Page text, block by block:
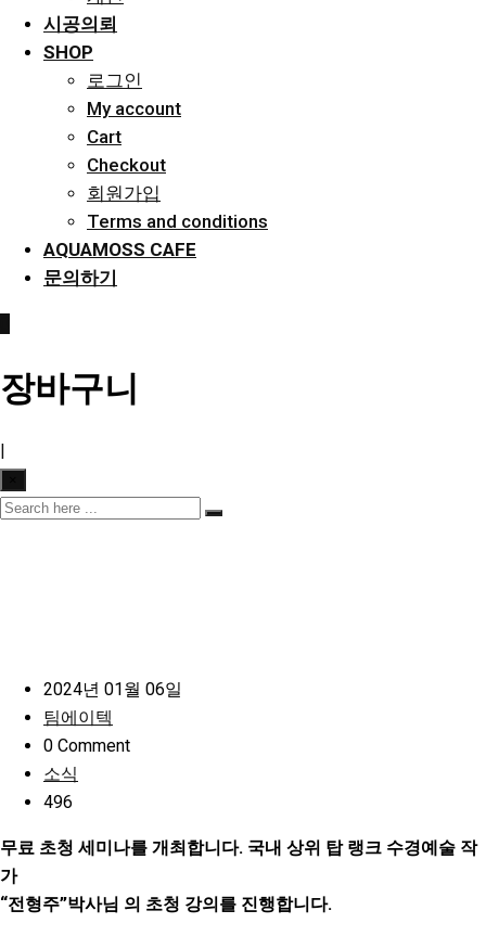
시공의뢰
SHOP
로그인
My account
Cart
Checkout
회원가입
Terms and conditions
AQUAMOSS CAFE
문의하기
장바구니
2024년 01월 06일
팀에이텍
0 Comment
소식
496
무료 초청 세미나를 개최합니다. 국내 상위 탑 랭크 수경예술 작
가
“전형주”박사님 의 초청 강의를 진행합니다.